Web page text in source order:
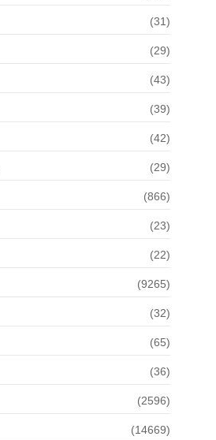
(31)
(29)
(43)
(39)
(42)
(29)
(866)
(23)
(22)
(9265)
(32)
(65)
(36)
(2596)
(14669)